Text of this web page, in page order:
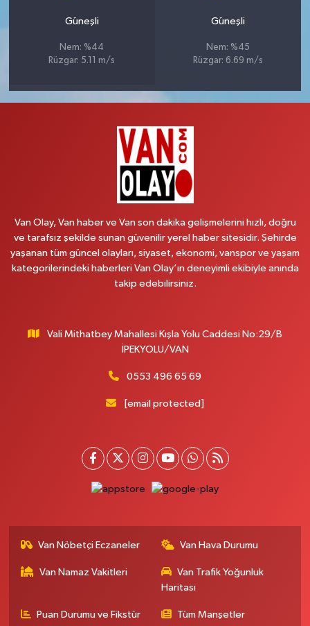
Güneşli
Nem: %44
Rüzgar: 5.11 m/s
Güneşli
Nem: %45
Rüzgar: 6.69 m/s
Van Olay, Van haber ve Van son dakika gelişmelerini hızlı, doğru
ve tarafsız şekilde sunan güvenilir yerel haber sitesidir. Şehirde
yaşanan tüm güncel olayları, siyaset, ekonomi, vanspor ve yaşam
kategorilerindeki haberleri Van Olay’ın deneyimli ekibiyle anında
takip edebilirsiniz.
Vali Mithatbey Mahallesi Kışla Yolu Caddesi No:29/B
İPEKYOLU/VAN
0553 496 65 69
[email protected]
Van Nöbetçi Eczaneler Van Hava Durumu
Van Namaz Vakitleri
Van Trafik Yoğunluk
Haritası
Puan Durumu ve Fikstür Tüm Manşetler